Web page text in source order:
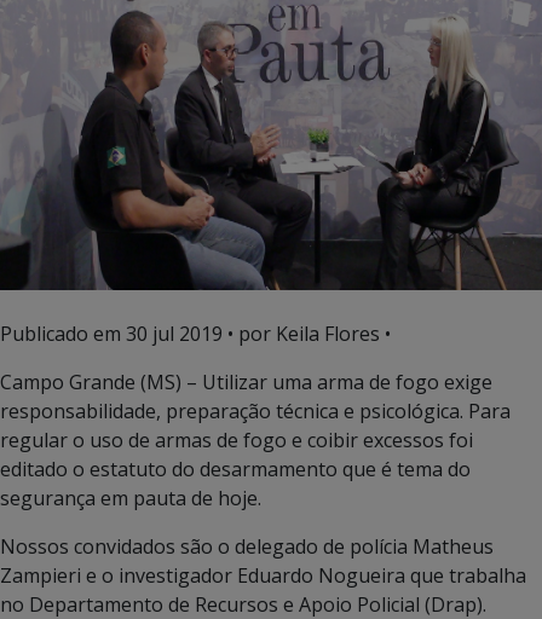
Publicado em 30 jul 2019 • por Keila Flores •
Campo Grande (MS) – Utilizar uma arma de fogo exige
responsabilidade, preparação técnica e psicológica. Para
regular o uso de armas de fogo e coibir excessos foi
editado o estatuto do desarmamento que é tema do
segurança em pauta de hoje.
Nossos convidados são o delegado de polícia Matheus
Zampieri e o investigador Eduardo Nogueira que trabalha
no Departamento de Recursos e Apoio Policial (Drap).